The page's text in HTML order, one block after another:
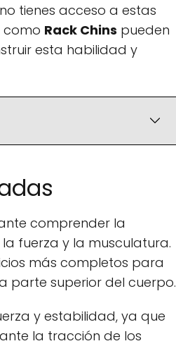
tienes acceso a estas
como Rack Chins pueden
esta habilidad y
comprender la
fuerza y la musculatura.
más completos para
parte superior del cuerpo.
y estabilidad, ya que
la tracción de los